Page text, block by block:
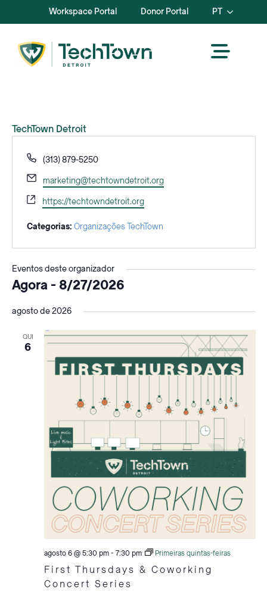
Workspace Portal Donor Portal PT
TechTown Detroit
Telefone
(313) 879-5250
Correio
eletrónico
marketing@techtowndetroit.org
Sítio
Web
https://techtowndetroit.org
Categorias: Organizações TechTown
Eventos deste organizador
Agora - 8/27/2026
data.
agosto de 2026
QUI
6
First Thursdays & Coworking
Concert Series
agosto 6 @ 5:30 pm- 7:30 pm Primeiras quintas-feiras